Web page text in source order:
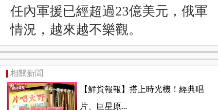
任內軍援已經超過23億美元，俄軍
情況，越來越不樂觀。
相關新聞
【鮮貨報報】搭上時光機！經典唱
片、巨星原...